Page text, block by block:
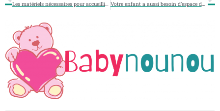
Les matériels nécessaires pour accueillir bébé comme il se doit Votre enfant a aussi besoin d’espace dans le jardin